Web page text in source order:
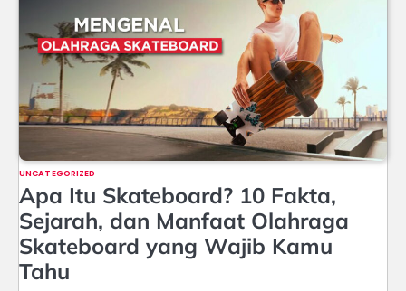
UNCATEGORIZED
Apa Itu Skateboard? 10 Fakta,
Sejarah, dan Manfaat Olahraga
Skateboard yang Wajib Kamu
Tahu